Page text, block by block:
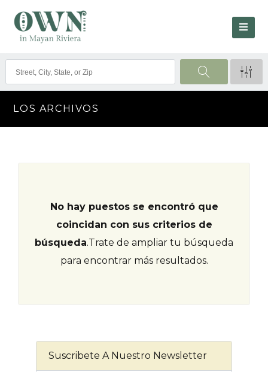
LOS ARCHIVOS
No hay puestos se encontró que
coincidan con sus criterios de
búsqueda.Trate de ampliar tu búsqueda
para encontrar más resultados.
Suscribete A Nuestro Newsletter